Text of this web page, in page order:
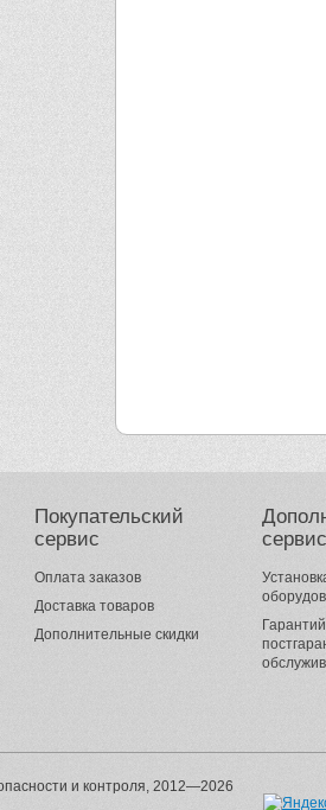
Покупательский
сервис
Оплата заказов
Доставка товаров
Дополнительные скидки
сервис
и контроля, 2012—2026